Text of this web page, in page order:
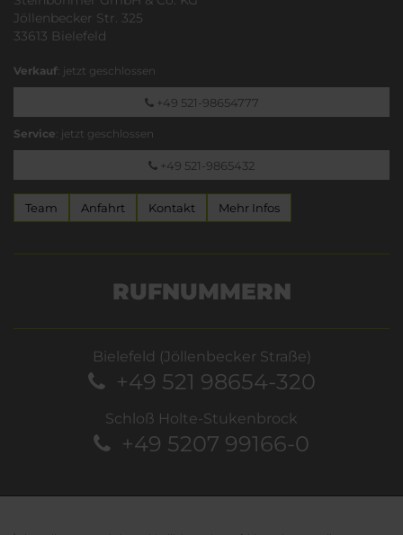
Jöllenbecker Str. 325
33613 Bielefeld
Verkauf: jetzt geschlossen
+49 521-98654777
Service: jetzt geschlossen
+49 521-9865432
Team Anfahrt Kontakt Mehr Infos
RUFNUMMERN
Bielefeld (Jöllenbecker Straße)
+49 521 98654-320
Schloß Holte-Stukenbrock
+49 5207 99166-0